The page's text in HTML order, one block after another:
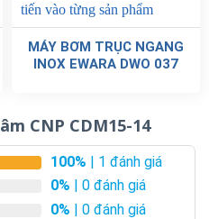
MÁY BƠM TRỤC NGANG
INOX EWARA DWO 037
CNP CDM15-14
100% | 1 đánh giá
0% | 0 đánh giá
0% | 0 đánh giá